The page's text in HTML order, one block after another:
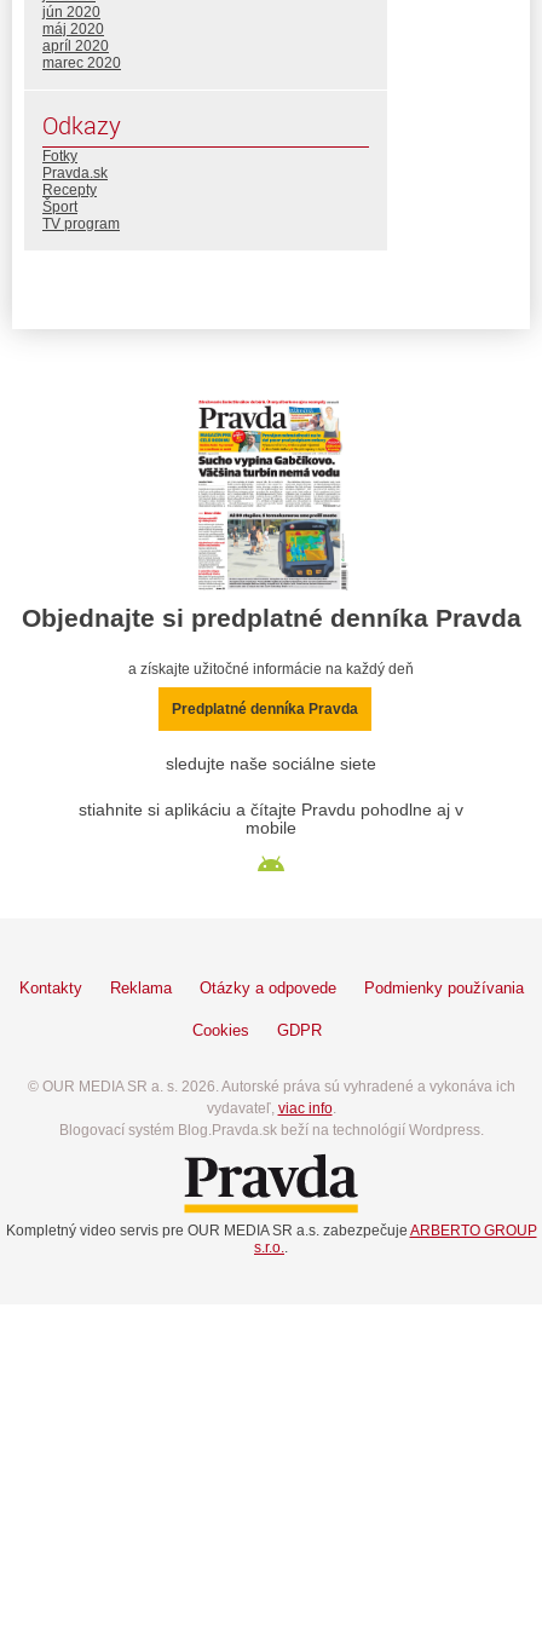
jún 2020
máj 2020
apríl 2020
marec 2020
Odkazy
Fotky
Pravda.sk
Recepty
Šport
TV program
Objednajte si predplatné denníka Pravda
a získajte užitočné informácie na každý deň
Predplatné denníka Pravda
sledujte naše sociálne siete
stiahnite si aplikáciu a čítajte Pravdu pohodlne aj v
mobile
Kontakty Reklama Otázky a odpovede Podmienky používania
Cookies GDPR
© OUR MEDIA SR a. s. 2026. Autorské práva sú vyhradené a vykonáva ich
vydavateľ, viac info.
Blogovací systém Blog.Pravda.sk beží na technológií Wordpress.
Kompletný video servis pre OUR MEDIA SR a.s. zabezpečuje ARBERTO GROUP
s.r.o.